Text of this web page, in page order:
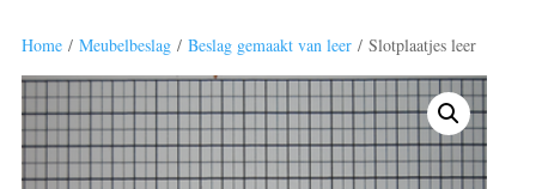
Home/ Meubelbeslag/ Beslag gemaakt van leer/ Slotplaatjes leer